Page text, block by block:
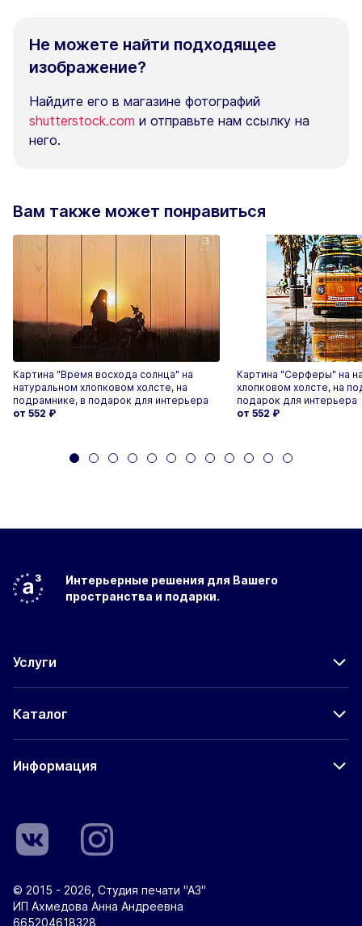
Не можете найти подходящее
изображение?
Найдите его в магазине фотографий
shutterstock.com и отправьте нам ссылку на
него.
Вам также может понравиться
Картина "Время восхода солнца" на
натуральном хлопковом холсте, на
подрамнике, в подарок для интерьера
от 552 ₽
Картина "Серферы" на
хлопковом холсте, на
подарок для интерьера
от 552 ₽
Интерьерные решения для Вашего
пространства и подарки.
Услуги
Каталог
Информация
© 2015 - 2026, Студия печати "А3"
ИП Ахмедова Анна Андреевна
665204618328